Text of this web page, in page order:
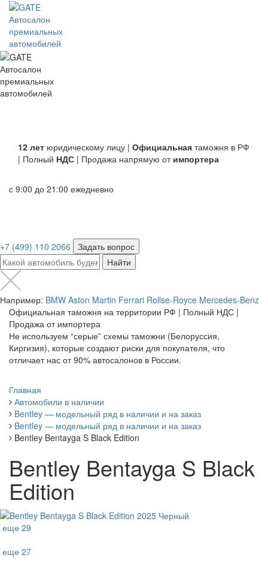
Автосалон
премиальных
автомобилей
Автосалон
премиальных
автомобилей
12 лет юридическому лицу | Официальная таможня в РФ
| Полный НДС | Продажа напрямую от импортера
с 9:00 до 21:00 ежедневно
+7 (499) 110 2066
Задать вопрос
Найти
Например: BMW Aston Martin Ferrari Rollse-Royce Mercedes-Benz
Официальная таможня на территории РФ | Полный НДС |
Продажа от импортера
Не используем “серые” схемы таможни (Белоруссия,
Киргизия), которые создают риски для покупателя, что
отличает нас от 90% автосалонов в России.
Главная
Автомобили в наличии
Bentley — модельный ряд в наличии и на заказ
Bentley — модельный ряд в наличии и на заказ
Bentley Bentayga S Black Edition
Bentley Bentayga S Black
Edition
еще 29
еще 27